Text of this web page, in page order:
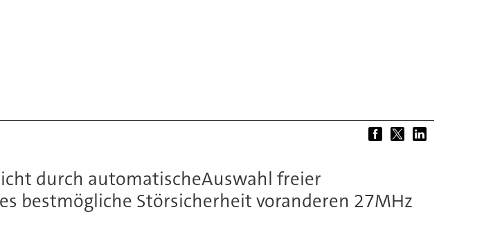
durch automatischeAuswahl freier
bestmögliche Störsicherheit voranderen 27MHz